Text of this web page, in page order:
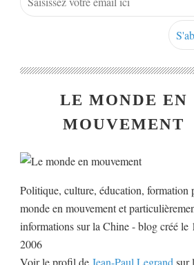
LE MONDE EN
MOUVEMENT
Politique, culture, éducation, formation
monde en mouvement et
informations sur la Chine - blog créé le
2006
Voir le profil deJean-Paul Legrand sur